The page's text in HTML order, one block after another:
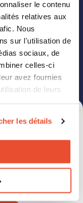
le contenu
relatives aux
Nous
sur l'utilisation de
sociaux, de
celles-ci
avez fournies
de leurs
les détails
ci-après :
de Click2Buy.
savoir plus sur nos
et sur notre
de la vie privée.
l’entreprise Click2Buy
ci-dessus afin qu’elle
libérer
votre
15